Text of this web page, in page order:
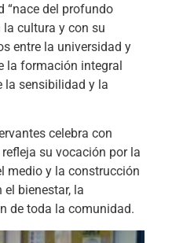
“nace del profundo
cultura y con su
entre la universidad y
la formación integral
la sensibilidad y la
celebra con
su vocación por la
medio y la construcción
bienestar, la
de toda la comunidad.